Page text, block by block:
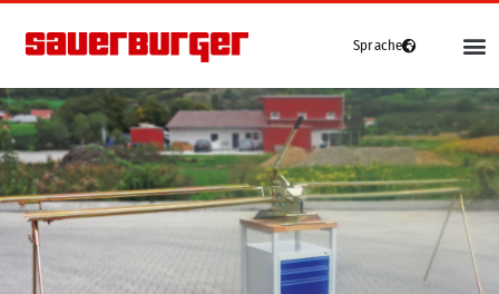
Fahrzeuge
Grip4-70
Grip4-75
Sprache
Deutsch English(Englisch)
Français(Französisch)